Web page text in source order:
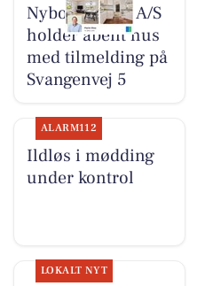
Nybolig Sæby A/S
holder åbent hus
med tilmelding på
Svangenvej 5
ALARM112
Ildløs i mødding
under kontrol
LOKALT NYT